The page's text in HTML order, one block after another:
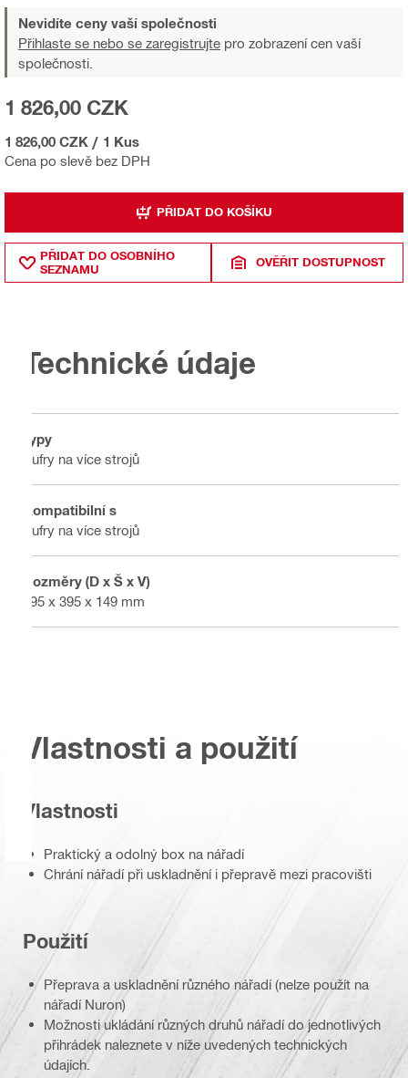
Nevidíte ceny vaší společnosti
Přihlaste se nebo se zaregistrujte pro zobrazení cen vaší
společnosti.
Cena po slevě bez DPH
1 826,00 CZK
1 826,00 CZK / 1 Kus
PŘIDAT DO KOŠÍKU
PŘIDAT DO OSOBNÍHO
SEZNAMU
OVĚŘIT DOSTUPNOST
Technické údaje
Typy
Kufry na více strojů
Kompatibilní s
Kufry na více strojů
Rozměry (D x Š x V)
495 x 395 x 149 mm
Vlastnosti a použití
Vlastnosti
Praktický a odolný box na nářadí
Chrání nářadí při uskladnění i přepravě mezi pracovišti
Použití
Přeprava a uskladnění různého nářadí (nelze použít na
nářadí Nuron)
Možnosti ukládání různých druhů nářadí do jednotlivých
přihrádek naleznete v níže uvedených technických
údajích.